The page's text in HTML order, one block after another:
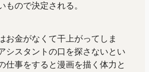
もので決定される。
お金がなくて干上がってしま
シスタントの口を探さないとい
仕事をすると漫画を描く体力と